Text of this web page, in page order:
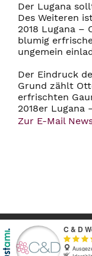
Der Lugana
Des Weiteren
2018 Lugana –
blumig
ungemein
Der Eindruck
Grund zählt
erfrischten
2018er Lugana
Zur E-Mail